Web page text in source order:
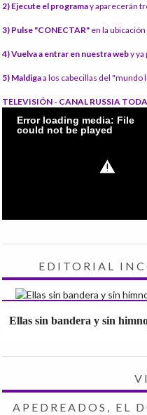
2) Ejecute el programay aparecerán
3) Pulse "CONECTAR" en la ubicación
4) Vuelva a entrar en nuestra weby ya
5) Maldigaa los cabecillas del "mundo
TELEVISIÓN - CANAL RUSSIA
EDITORIAL
Ellas sin bandera y sin
APEDREADOS, EL